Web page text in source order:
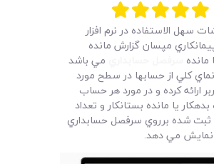
نوشته ها
مرکز آموزش
امکانات
سیستم ها
قیمت محصولات
سهل الاستفاده در نرم افزار
مپسان گزارش مانده
مي باشد
کلي از حسابها در سطح مورد
ارائه کرده و در مورد هر حساب
بدهکار يا مانده بستانکار و تعداد
شده برروي سرفصل حسابداري
نمايش مي دهد.